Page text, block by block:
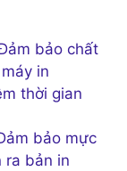
bảo chất
in
thời gian
bảo mực
ra bản in